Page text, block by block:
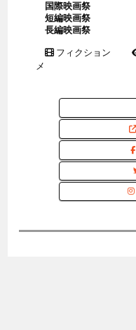
国際映画祭
短編映画祭
長編映画祭
フィクション
メ